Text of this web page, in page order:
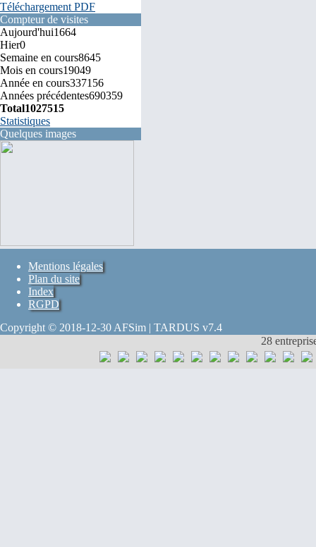
Téléchargement PDF
Compteur de visites
Aujourd'hui1664
Hier0
Semaine en cours8645
Mois en cours19049
Année en cours337156
Années précédentes690359
Total1027515
Statistiques
Quelques images
Mentions légales
Plan du site
Index
RGPD
Copyright © 2018-12-30 AFSim | TARDUS v7.4
28